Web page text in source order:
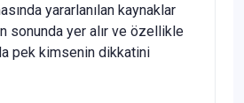
yararlanılan kaynaklar
sonunda yer alır ve özellikle
pek kimsenin dikkatini